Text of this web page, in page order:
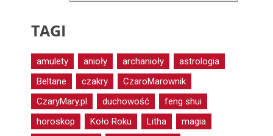
TAGI
amulety anioły archanioły
astrologia
Beltane
czakry
CzaroMarownik
CzaryMary.pl
duchowość
feng shui
horoskop
Koło Roku Litha
magia